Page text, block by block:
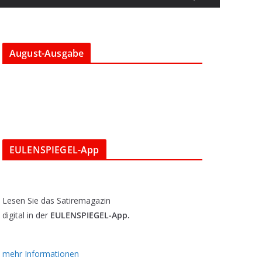
August-Ausgabe
EULENSPIEGEL-App
Lesen Sie das Satiremagazin
digital in der EULENSPIEGEL-App.
mehr Informationen